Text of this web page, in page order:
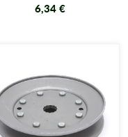
6,34 €